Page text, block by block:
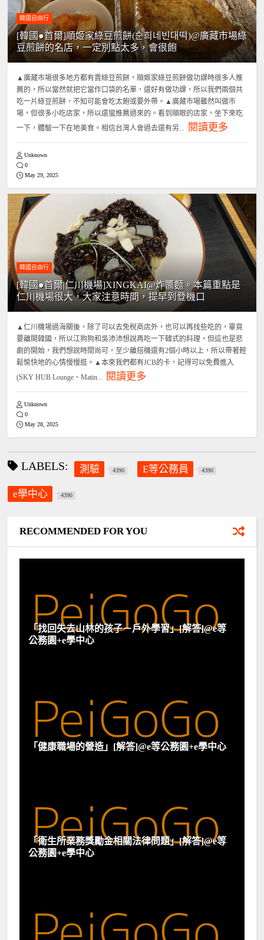
韓國自由行
[韓國●首爾]順姬家綠豆煎餅(순희네빈대떡)@廣藏市場綠
豆煎餅的名店，一定別點太多，會很飽
▲廣藏市場很多地方都有賣綠豆煎餅，順姬家綠豆煎餅做功課時很多人推
薦的，所以當然就把它當作口袋的名單，還好有做功課，所以我們兩個共
吃一片綠豆煎餅，不知可能會吃太飽或要外帶。▲廣藏市場雖然叫做市
場，但很多小吃店家，所以還蠻推薦過來的。看到順眼的店家，坐下來吃
一下，體驗一下在地美食。相信台灣人會過去還有另...
閱讀更多
Unknown
0
May 29, 2025
韓國自由行
[韓國●首爾|仁川機場]XINGKAI@炸醬麵。本篇重點是
仁川機場很大，大家注意時間，提早到登機口
▲仁川機場過海關後，除了可以去免稅商店外，也可以再找些吃的，畢竟
要離開韓國，所以江狗狗和吳沛沛想說再吃一下韓式的料理，但這也是悲
劇的開始，我們想說時間尚可，至少離搭機還有2個小時以上，所以帶著輕
鬆愉快地的心情慢慢逛。▲本來我們都有JCB的卡，記得可以免費進入
(SKY HUB Lounge、Matin...
閱讀更多
Unknown
0
May 28, 2025
LABELS: 測驗 4390 E等公務員 4390
e學中心 4390
RECOMMENDED FOR YOU
「找回失去山林的孩子－戶外學習」[解答]@e等
公務園+e學中心
「健康職場的營造」[解答]@e等公務園+e學中心
「衛生所業務獎勵金相關法律問題」[解答]@e等
公務園+e學中心